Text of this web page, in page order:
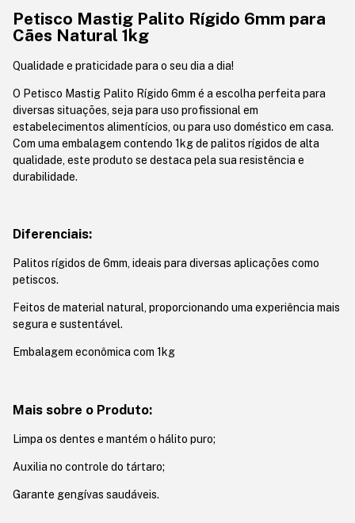
Petisco Mastig Palito Rígido 6mm para
Cães Natural 1kg
Qualidade e praticidade para o seu dia a dia!
O Petisco Mastig Palito Rígido 6mm é a escolha perfeita para
diversas situações, seja para uso profissional em
estabelecimentos alimentícios, ou para uso doméstico em casa.
Com uma embalagem contendo 1kg de palitos rígidos de alta
qualidade, este produto se destaca pela sua resistência e
durabilidade.
Diferenciais:
Palitos rígidos de 6mm, ideais para diversas aplicações como
petiscos.
Feitos de material natural, proporcionando uma experiência mais
segura e sustentável.
Embalagem econômica com 1kg
Mais sobre o Produto:
Limpa os dentes e mantém o hálito puro;
Auxilia no controle do tártaro;
Garante gengívas saudáveis.